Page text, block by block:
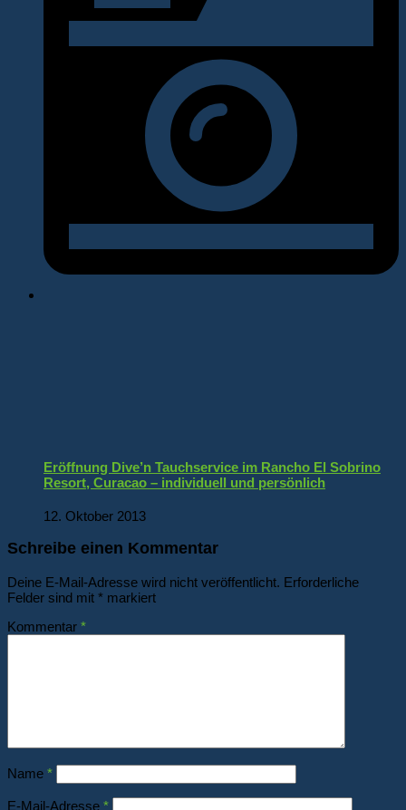
Eröffnung Dive’n Tauchservice im Rancho El Sobrino
Resort, Curacao – individuell und persönlich
12. Oktober 2013
Schreibe einen Kommentar
Deine E-Mail-Adresse wird nicht veröffentlicht. Erforderliche
Felder sind mit * markiert
Kommentar *
Name *
E-Mail-Adresse *